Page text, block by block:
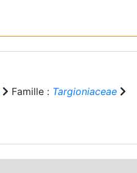
Famille : Targioniaceae